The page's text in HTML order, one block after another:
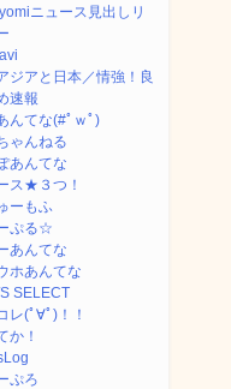
ニュース見出しリ
ジアと日本／情強！良
速報
んてな(#ﾟｗﾟ)
ゃんねる
あんてな
ス★３つ！
ーもふ
ぷる☆
あんてな
ホあんてな
SELECT
レ(ﾟ∀ﾟ)！！
か！
ぷろ